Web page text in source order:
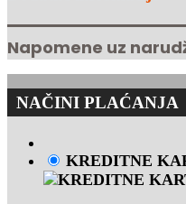
Napomene uz
NAČINI PLAĆANJA
KREDITNE